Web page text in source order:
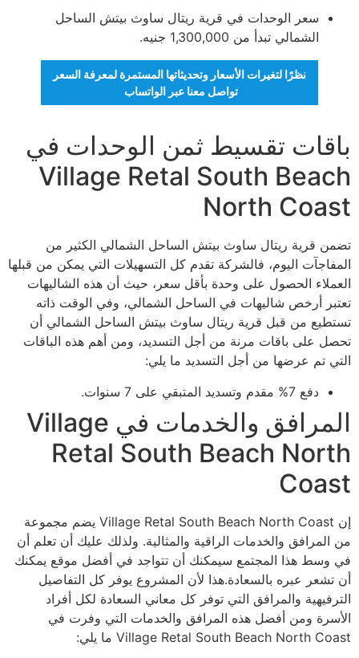
سعر الوحدات في قرية ريتال ساوث بيتش الساحل
الشمالي تبدأ من 1,300,000 جنيه.
نظرًا لتغيرات الأسعار وتحديثاتها المستمرة لمعرفة السعر
تواصل معنا عبر الواتساب
باقات تقسيط ثمن الوحدات في
Village Retal South Beach
North Coast
تضمن قرية ريتال ساوث بيتش الساحل الشمالي الكثير من
المفاجآت اليوم، فالشركة تقدم كل التسهيلات التي يمكن من قبلها
العملاء الحصول على وحدة بأقل سعر، حيث أن هذه الشاليهات
تعتبر أرخص شاليهات في الساحل الشمالي، وفي الوقت ذاته
تستطيع من قبل قرية ريتال ساوث بيتش الساحل الشمالي أن
تحصل على باقات مرنة من أجل التسديد، ومن أهم هذه الباقات
التي تم عرضها من أجل التسديد ما يلي:
دفع 7% مقدم وتسديد المتبقي على 7 سنوات.
المرافق والخدمات في Village
Retal South Beach North
Coast
إن Village Retal South Beach North Coast يضم مجموعة
من المرافق والخدمات الراقية والمثالية. ولذلك عليك أن تعلم أن
في وسط هذا المجتمع سيمكنك أن تتواجد في أفضل موقع يمكنك
أن تشعر عبره بالسعادة.هذا لأن المشروع يوفر كل التفاصيل
الترفيهية والمرافق التي توفر كل معاني السعادة لكل أفراد
الأسرة ومن أفضل هذه المرافق والخدمات التي وفرت في
Village Retal South Beach North Coast ما يلي: